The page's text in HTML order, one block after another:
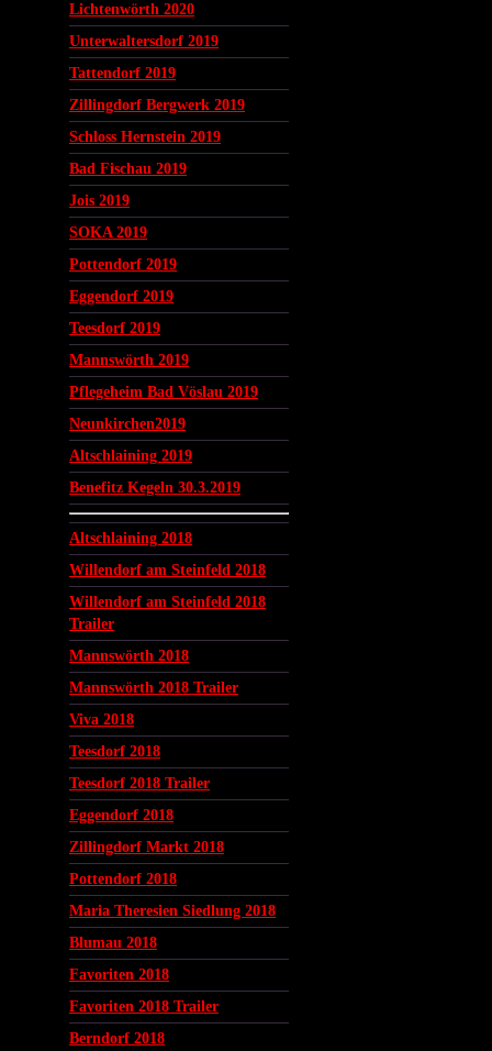
Lichtenwörth 2020
Unterwaltersdorf 2019
Tattendorf 2019
Zillingdorf Bergwerk 2019
Schloss Hernstein 2019
Bad Fischau 2019
Jois 2019
SOKA 2019
Pottendorf 2019
Eggendorf 2019
Teesdorf 2019
Mannswörth 2019
Pflegeheim Bad Vöslau 2019
Neunkirchen2019
Altschlaining 2019
Benefitz Kegeln 30.3.2019
Altschlaining 2018
Willendorf am Steinfeld 2018
Willendorf am Steinfeld 2018
Trailer
Mannswörth 2018
Mannswörth 2018 Trailer
Viva 2018
Teesdorf 2018
Teesdorf 2018 Trailer
Eggendorf 2018
Zillingdorf Markt 2018
Pottendorf 2018
Maria Theresien Siedlung 2018
Blumau 2018
Favoriten 2018
Favoriten 2018 Trailer
Berndorf 2018